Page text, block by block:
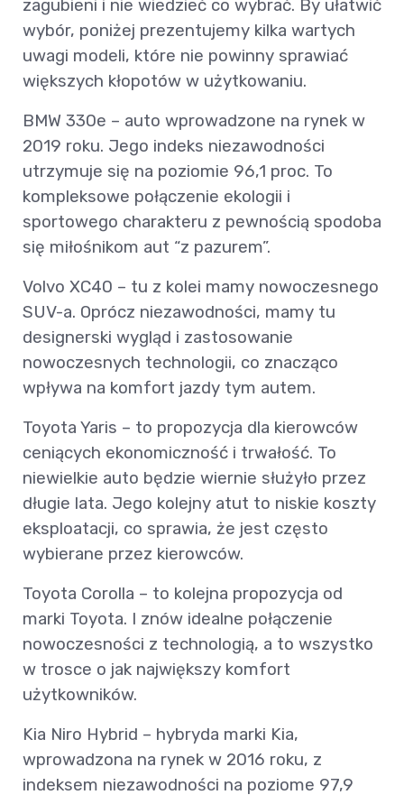
zagubieni i nie wiedzieć co wybrać. By ułatwić
wybór, poniżej prezentujemy kilka wartych
uwagi modeli, które nie powinny sprawiać
większych kłopotów w użytkowaniu.
BMW 330e – auto wprowadzone na rynek w
2019 roku. Jego indeks niezawodności
utrzymuje się na poziomie 96,1 proc. To
kompleksowe połączenie ekologii i
sportowego charakteru z pewnością spodoba
się miłośnikom aut “z pazurem”.
Volvo XC40 – tu z kolei mamy nowoczesnego
SUV-a. Oprócz niezawodności, mamy tu
designerski wygląd i zastosowanie
nowoczesnych technologii, co znacząco
wpływa na komfort jazdy tym autem.
Toyota Yaris – to propozycja dla kierowców
ceniących ekonomiczność i trwałość. To
niewielkie auto będzie wiernie służyło przez
długie lata. Jego kolejny atut to niskie koszty
eksploatacji, co sprawia, że jest często
wybierane przez kierowców.
Toyota Corolla – to kolejna propozycja od
marki Toyota. I znów idealne połączenie
nowoczesności z technologią, a to wszystko
w trosce o jak największy komfort
użytkowników.
Kia Niro Hybrid – hybryda marki Kia,
wprowadzona na rynek w 2016 roku, z
indeksem niezawodności na poziome 97,9